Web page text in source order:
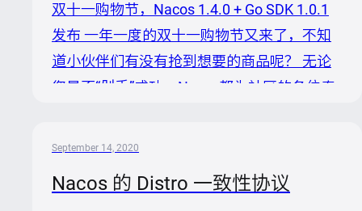
周边生态产品结合 积极参与将可以获得
Nacos社区赠送的精美小礼品～ 结尾 Nacos
致力于帮助您发现、配...
双十一购物节，Nacos 1.4.0 + Go SDK 1.0.1
发布 一年一度的双十一购物节又来了，不知
道小伙伴们有没有抢到想要的商品呢？ 无论
您是否“剁手”成功，Nacos都为社区的各位奉
的distro协议，并且下沉到了nacoscore模
September 14, 2020
Nacos 的 Distro 一致性协议